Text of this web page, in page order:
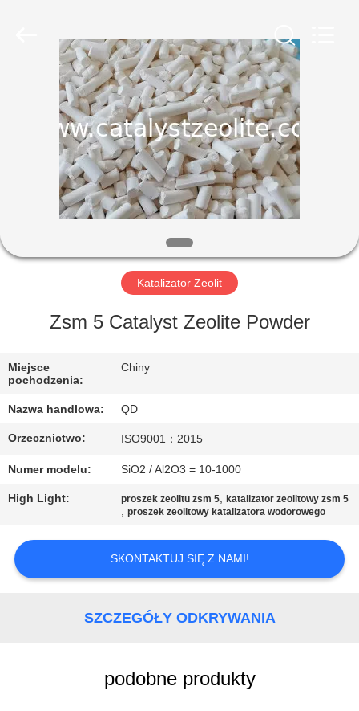
PRODUKTY
WYCIECZKA
FABRYCE
KONTROLA
JAKOŚCI
SKONTAKTUJ
SIĘ
Z
AKTUALNOŚCI
SPRAWY
Katalizator Zeolit
Zsm 5 Catalyst Zeolite Powder
Miejsce
pochodzenia:
Chiny
Nazwa handlowa: QD
Orzecznictwo: ISO9001：2015
Numer modelu: SiO2 / Al2O3 = 10-1000
High Light: proszek zeolitu zsm 5,katalizator zeolitowy zsm 5
,proszek zeolitowy katalizatora wodorowego
SKONTAKTUJ SIĘ Z NAMI!
SZCZEGÓŁY ODKRYWANIA
podobne produkty